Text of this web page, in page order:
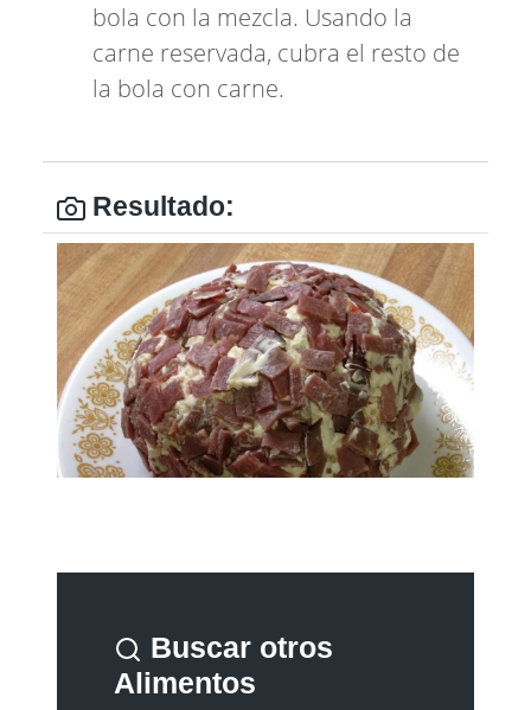
bola con la mezcla. Usando la
carne reservada, cubra el resto de
la bola con carne.
Resultado:
Buscar otros
Alimentos